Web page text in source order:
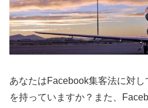
あなたはFacebook集客法に対
を持っていますか？また、